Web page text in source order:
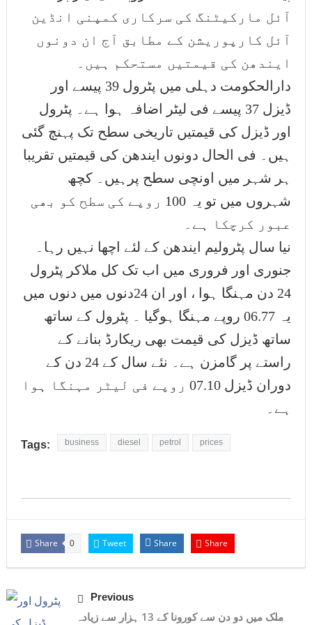
آئل مارکیٹنگ کی سرکاری کمپنی انڈین
آئل کارپوریشن کے مطابق آج ان دونوں
ایندھن کی قیمتیں مستحکم ہیں۔
دارالحکومت دہلی میں پٹرول 39 پیسے اور
ڈیزل 37 پیسے فی لیٹر اضافہ ہوا ہے۔ پٹرول
اور ڈیزل کی قیمتیں تاریخی سطح تک پہنچ گئی
ہیں۔ فی الحال دونوں ایندھن کی قیمتیں تقریبا
ہر شہر میں اونچی سطح پرہیں۔ کچھ
شہروں میں تو یہ 100 روپے کی سطح کو بھی
عبور کرچکا ہے۔
نیا سال پٹرولیم ایندھن کے لئے اچھا نہیں رہا۔
جنوری اور فروری میں اب تک کل ملاکر پٹرول
24 دن مہنگا ہوا ، اور ان 24دنوں میں دنوں میں
یہ 06.77 روپے مہنگا ہوگیا ۔ پٹرول کے ساتھ
ساتھ ڈیزل کی قیمت بھی ریکارڈ بنانے کے
راستے پر گامزن ہے۔ نئے سال کے 24 دن کے
دوران ڈیزل 07.10 روپے فی لیٹر مہنگا ہوا
ہے۔
Tags: business diesel petrol prices
Share 0 Tweet Share Share
Previous
ملک میں دو دن سے کورونا کے 13 ہزار سے زیادہ